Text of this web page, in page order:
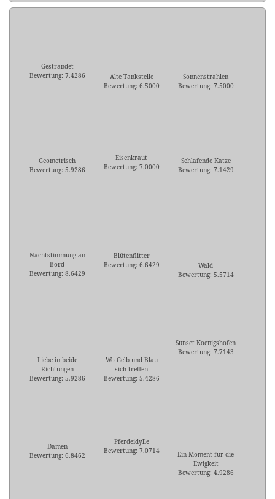
Gestrandet
Bewertung: 7.4286
Alte Tankstelle
Bewertung: 6.5000
Sonnenstrahlen
Bewertung: 7.5000
Geometrisch
Bewertung: 5.9286
Eisenkraut
Bewertung: 7.0000
Schlafende Katze
Bewertung: 7.1429
Nachtstimmung an
Bord
Bewertung: 8.6429
Blütenflitter
Bewertung: 6.6429
Wald
Bewertung: 5.5714
Liebe in beide
Richtungen
Bewertung: 5.9286
Wo Gelb und Blau
sich treffen
Bewertung: 5.4286
Sunset Koenigshofen
Bewertung: 7.7143
Damen
Bewertung: 6.8462
Pferdeidylle
Bewertung: 7.0714
Ein Moment für die
Ewigkeit
Bewertung: 4.9286